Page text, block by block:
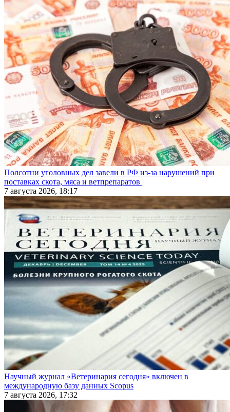
Полсотни уголовных дел завели в РФ из-за нарушений при
поставках скота, мяса и ветпрепаратов
7 августа 2026, 18:17
Научный журнал «Ветеринария сегодня» включен в
международную базу данных Scopus
7 августа 2026, 17:32